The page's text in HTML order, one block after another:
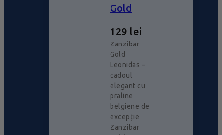
Gold
129 lei
Zanzibar
Gold
Leonidas –
cadoul
elegant cu
praline
belgiene de
excepție
Zanzibar